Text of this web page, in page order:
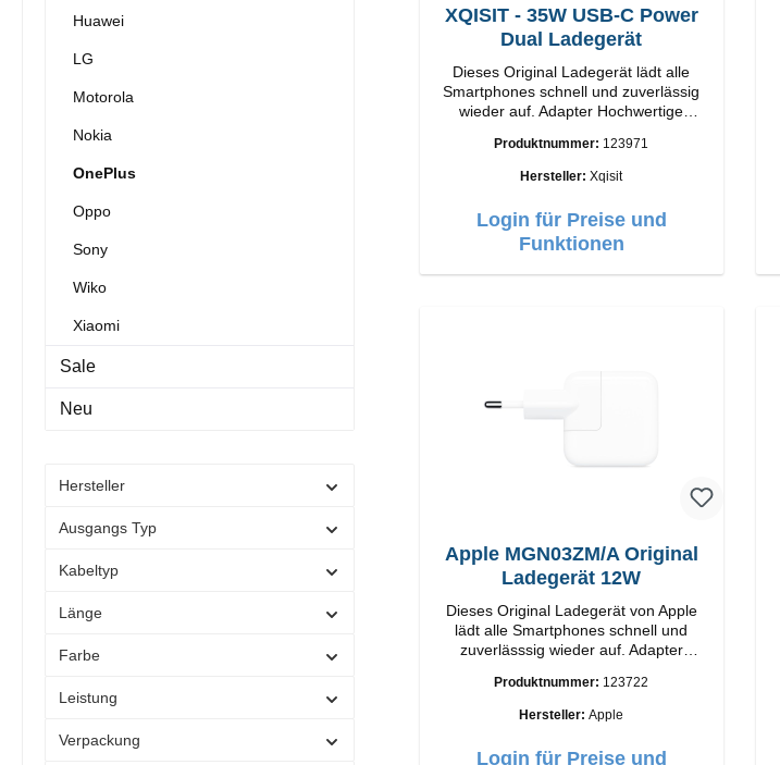
Huawei
LG
Motorola
Nokia
OnePlus
Oppo
Sony
Wiko
Xiaomi
Sale
Neu
Hersteller
Ausgangs Typ
Kabeltyp
Länge
Farbe
Leistung
Verpackung
XQISIT - 35W USB-C Power
Dual Ladegerät
Dieses Original Ladegerät lädt alle
Smartphones schnell und zuverlässig
wieder auf. Adapter Hochwertige
USB-C Output: 35W Farbe: Weis
Produktnummer: 123971
Hersteller:Xqisit
Login für Preise und
Funktionen
Apple MGN03ZM/A Original
Ladegerät 12W
Dieses Original Ladegerät von Apple
lädt alle Smartphones schnell und
zuverlässsig wieder auf. Adapter
Verarbeitung Anschlüsse: USB-A
Output: 12W Farbe: Weiß
Produktnummer: 123722
Hersteller:Apple
Login für Preise und